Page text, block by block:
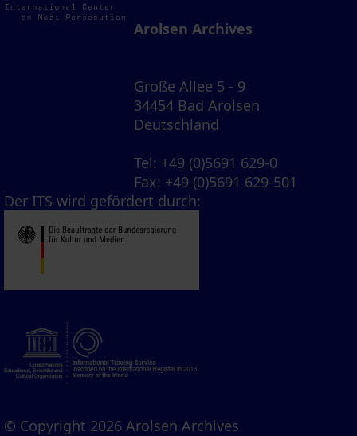
Arolsen Archives
Große Allee 5 - 9
34454 Bad Arolsen
Deutschland
Tel: +49 (0)5691 629-0
Fax: +49 (0)5691 629-501
Der ITS wird gefördert durch:
© Copyright 2026 Arolsen Archives